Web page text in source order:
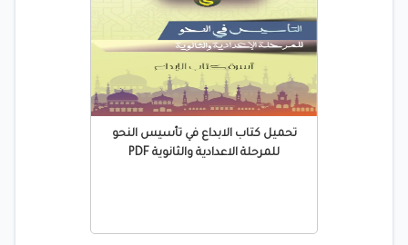
تحميل كتاب الابداع في تأسيس النحو
للمرحلة الاعدادية والثانوية PDF